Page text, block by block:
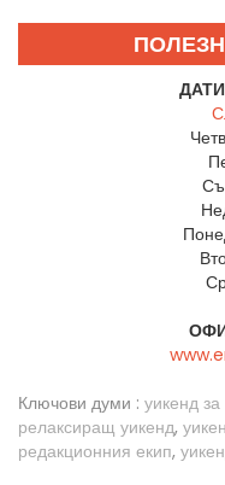
Ключови думи : уикенд
релаксиращ уикенд,
редакционния екип,